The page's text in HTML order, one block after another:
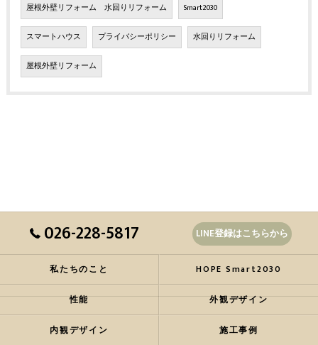
屋根外壁リフォーム 水回りリフォーム Smart2030
スマートハウス プライバシーポリシー 水回りリフォーム
屋根外壁リフォーム
026-228-5817 LINE登録はこちらから
私たちのこと HOPE Smart2030
性能 外観デザイン
内観デザイン 施工事例